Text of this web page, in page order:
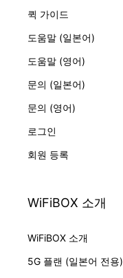
퀵 가이드
도움말 (일본어)
도움말 (영어)
문의 (일본어)
문의 (영어)
로그인
회원 등록
WiFiBOX 소개
WiFiBOX 소개
5G 플랜 (일본어 전용)